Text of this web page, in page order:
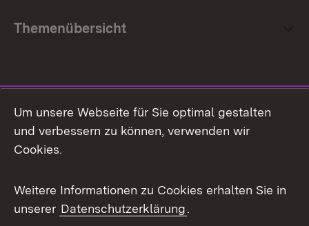
Themenübersicht
Facebook
X / Twitter
Youtube
Um unsere Webseite für Sie optimal gestalten
und verbessern zu können, verwenden wir
Cookies.
Weitere Informationen zu Cookies erhalten Sie in
unserer Datenschutzerklärung.